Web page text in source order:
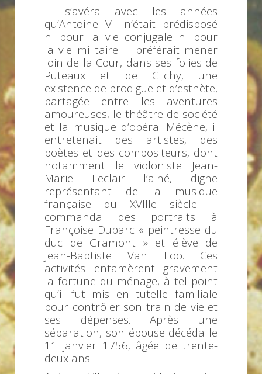
Il s’avéra avec les années
qu’Antoine VII n’était prédisposé
ni pour la vie conjugale ni pour
la vie militaire. Il préférait mener
loin de la Cour, dans ses folies de
Puteaux et de Clichy, une
existence de prodigue et d’esthète,
partagée entre les aventures
amoureuses, le théâtre de société
et la musique d’opéra. Mécène, il
entretenait des artistes, des
poètes et des compositeurs, dont
notamment le violoniste Jean-
Marie Leclair l’ainé, digne
représentant de la musique
française du XVIIIe siècle. Il
commanda des portraits à
Françoise Duparc « peintresse du
duc de Gramont » et élève de
Jean-Baptiste Van Loo. Ces
activités entamèrent gravement
la fortune du ménage, à tel point
qu’il fut mis en tutelle familiale
pour contrôler son train de vie et
ses dépenses. Après une
séparation, son épouse décéda le
11 janvier 1756, âgée de trente-
deux ans.